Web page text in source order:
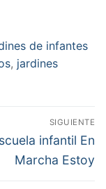
de infantes
, jardines
SIGUIENTE
infantil En
Marcha Estoy